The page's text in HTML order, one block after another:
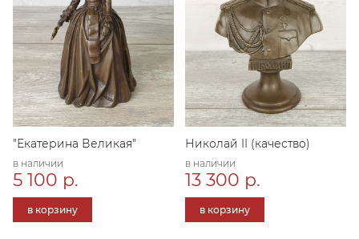
"Екатерина Великая"
в наличии
5 100 р.
в корзину
Николай II (качество)
в наличии
13 300 р.
в корзину